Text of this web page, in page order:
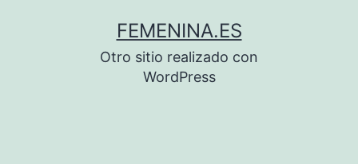
FEMENINA.ES
Otro sitio realizado con
WordPress